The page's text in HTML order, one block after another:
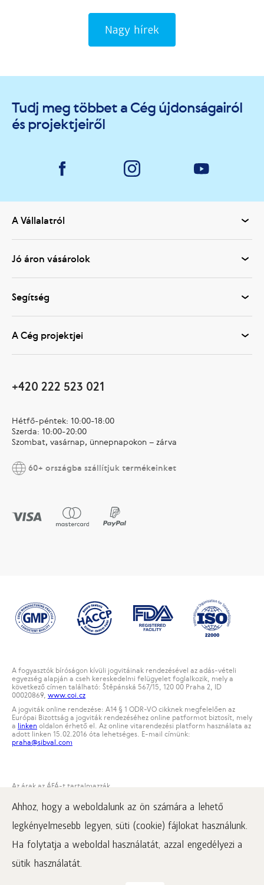
Ahhoz, hogy a weboldalunk az ön számára a lehető
legkényelmesebb legyen, süti (cookie) fájlokat használunk.
Ha folytatja a weboldal használatát, azzal engedélyezi a
sütik használatát.
rendeléshez!
Nagy hírek
Tudj meg többet a Cég újdonságairól
és projektjeiről
A Vállalatról
Jó áron vásárolok
Segítség
A Cég projektjei
+420 222 523 021
Hétfő-péntek: 10:00-18:00
Szerda: 10:00-20:00
Szombat, vasárnap, ünnepnapokon – zárva
60+ országba szállítjuk termékeinket
A fogyasztók bíróságon kívüli jogvitáinak rendezésével az adás-vételi
egyezség alapján a cseh kereskedelmi felügyelet foglalkozik, mely a
következő címen található: Štěpánská 567/15, 120 00 Praha 2, ID
00020869, www.coi.cz
A jogviták online rendezése: A14 § 1 ODR-VO cikknek megfelelően az
Európai Bizottság a jogviták rendezéséhez online patformot biztosít, mely
a linkenoldalon érhető el. Az online vitarendezési platform használata az
adott linken 15.02.2016 óta lehetséges. E-mail címünk:
praha@sibval.com
Az árak az ÁFÁ-t tartalmazzák
1996
–2026 LLC Corporation "Sibirskoje Zdorovje". Minden jog fenntartva.
Jelen honlap anyagainak felhasználásához kötelező az aktív link
kihelyezése a www.siberianwellness.com oldalon.
A panaszügyintézés rendje
Vásárlás feltételei